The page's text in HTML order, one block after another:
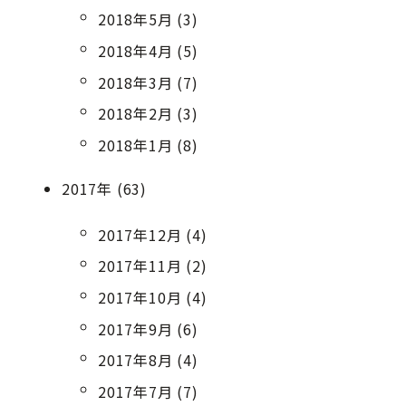
2018年5月 (3)
2018年4月 (5)
2018年3月 (7)
2018年2月 (3)
2018年1月 (8)
2017年 (63)
2017年12月 (4)
2017年11月 (2)
2017年10月 (4)
2017年9月 (6)
2017年8月 (4)
2017年7月 (7)